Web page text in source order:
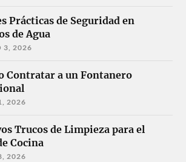
Prácticas de Seguridad en
de Agua
3, 2026
Contratar a un Fontanero
2026
Trucos de Limpieza para el
Cocina
2026